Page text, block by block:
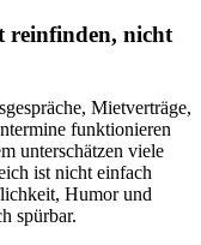
reinfinden, nicht
Mietverträge,
funktionieren
unterschätzen viele
ist nicht einfach
Humor und
spürbar.